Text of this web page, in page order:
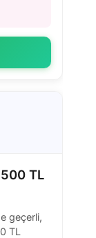
TL
geçerli,
TL